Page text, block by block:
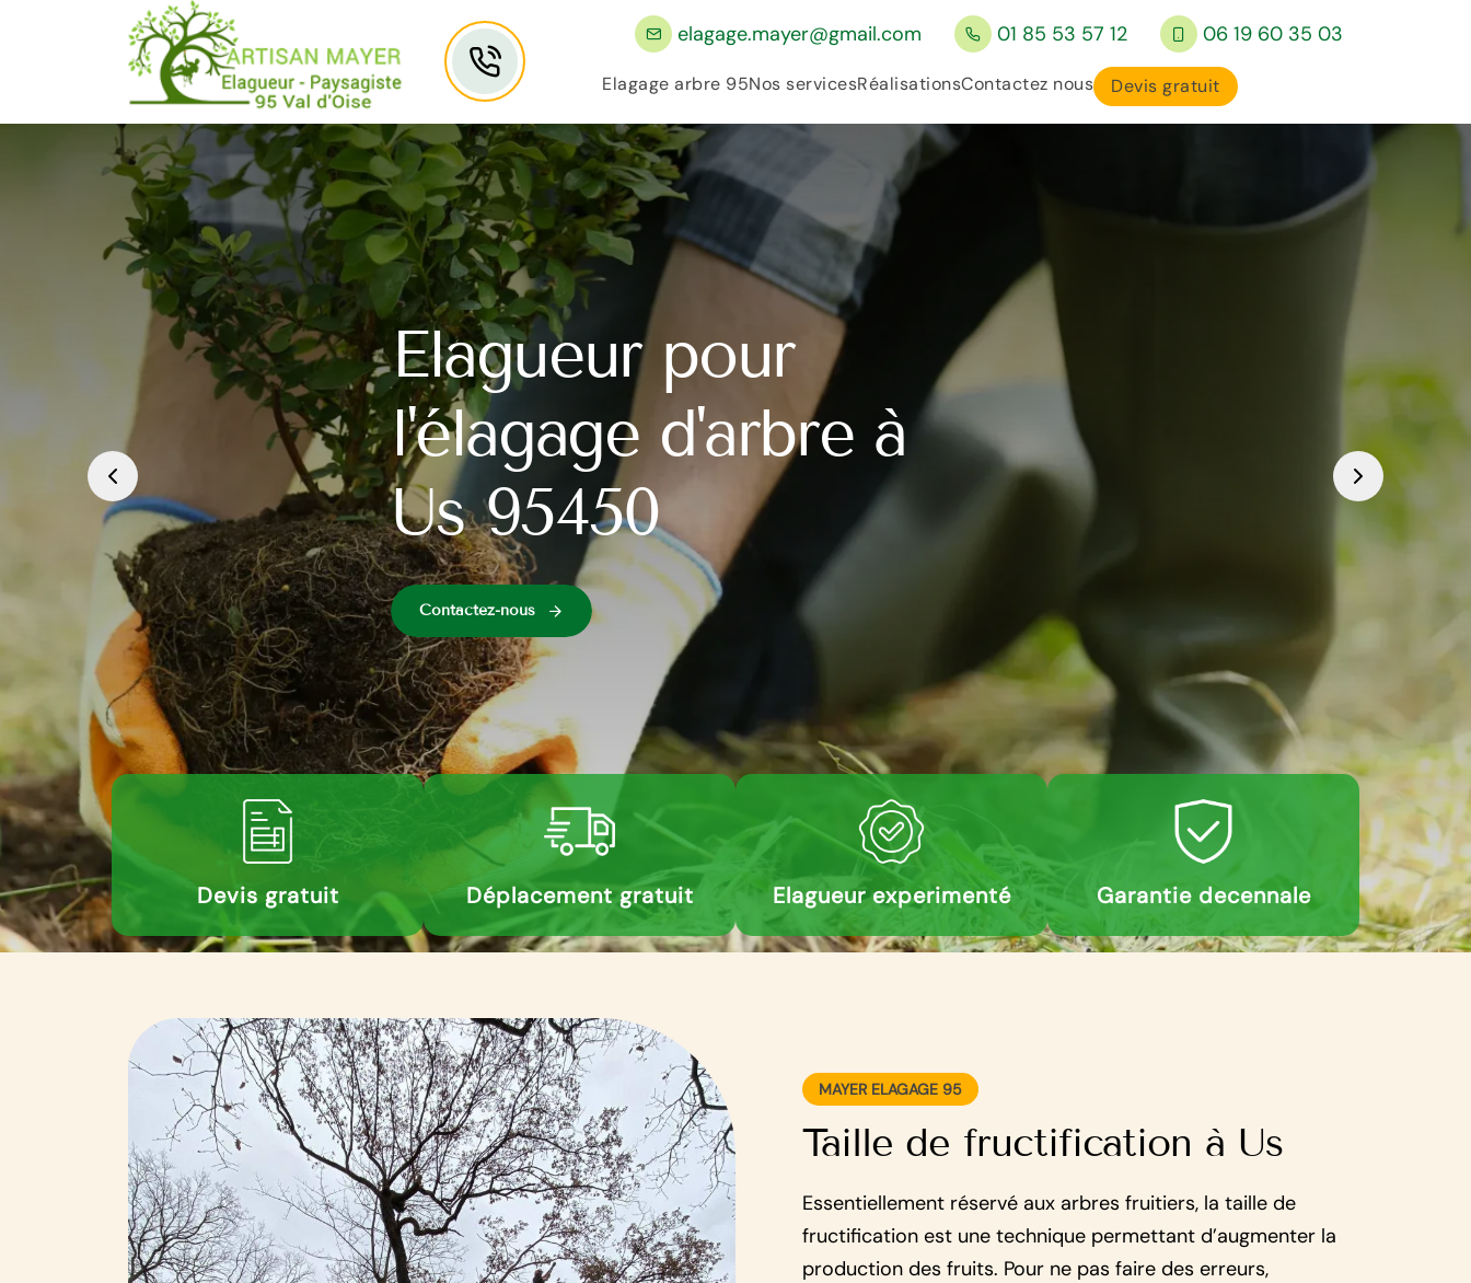
elagage.mayer@gmail.com 01 85 53 57 12 06 19 60 35 03
Elagage arbre 95Nos servicesRéalisationsContactez nous Devis gratuit
Elagueur pour
l'élagage d'arbre à
Us 95450
Contactez-nous
Devis gratuit Déplacement gratuit Elagueur experimenté Garantie decennale
MAYER ELAGAGE 95
Taille de fructification à Us
Essentiellement réservé aux arbres fruitiers, la taille de
fructification est une technique permettant d’augmenter la
production des fruits. Pour ne pas faire des erreurs,